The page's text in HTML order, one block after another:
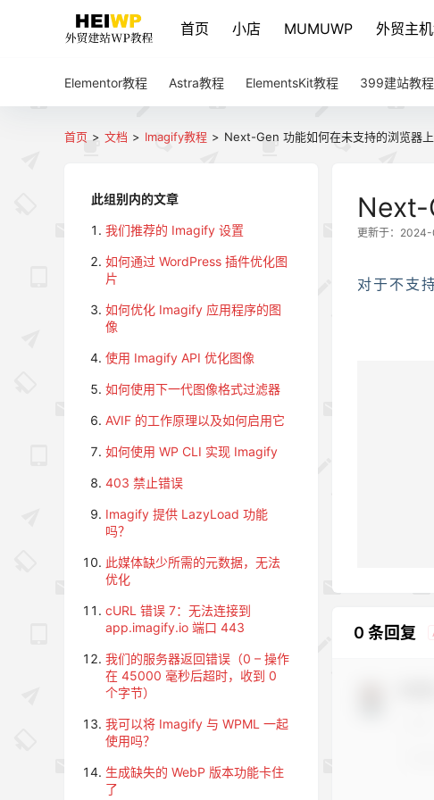
首页 小店 MUMUWP 外贸主
Elementor教程 Astra教程 ElementsKit教程 399建站教程
首页 > 文档 > Imagify教程 > Next-Gen 功能如何在未支持的浏览器上
此组别内的文章
我们推荐的 Imagify 设置
如何通过 WordPress 插件优化图
片
如何优化 Imagify 应用程序的图
像
使用 Imagify API 优化图像
如何使用下一代图像格式过滤器
AVIF 的工作原理以及如何启用它
如何使用 WP CLI 实现 Imagify
403 禁止错误
Imagify 提供 LazyLoad 功能
吗？
此媒体缺少所需的元数据，无法
优化
cURL 错误 7：无法连接到
app.imagify.io 端口 443
我们的服务器返回错误（0 – 操作
在 45000 毫秒后超时，收到 0
个字节）
我可以将 Imagify 与 WPML 一起
使用吗？
生成缺失的 WebP 版本功能卡住
了
Next-
更新于：
对于不支
0 条回复